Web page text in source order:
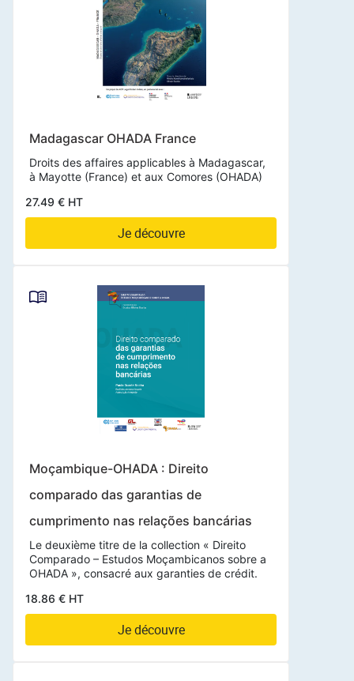
Madagascar OHADA France
Droits des affaires applicables à Madagascar,
à Mayotte (France) et aux Comores (OHADA)
27.49 € HT
Je découvre
Moçambique-OHADA : Direito
comparado das garantias de
cumprimento nas relações bancárias
Le deuxième titre de la collection « Direito
Comparado – Estudos Moçambicanos sobre a
OHADA », consacré aux garanties de crédit.
18.86 € HT
Je découvre